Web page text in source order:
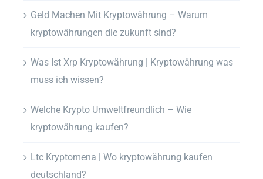
Geld Machen Mit Kryptowährung – Warum
kryptowährungen die zukunft sind?
Was Ist Xrp Kryptowährung | Kryptowährung was
muss ich wissen?
Welche Krypto Umweltfreundlich – Wie
kryptowährung kaufen?
Ltc Kryptomena | Wo kryptowährung kaufen
deutschland?